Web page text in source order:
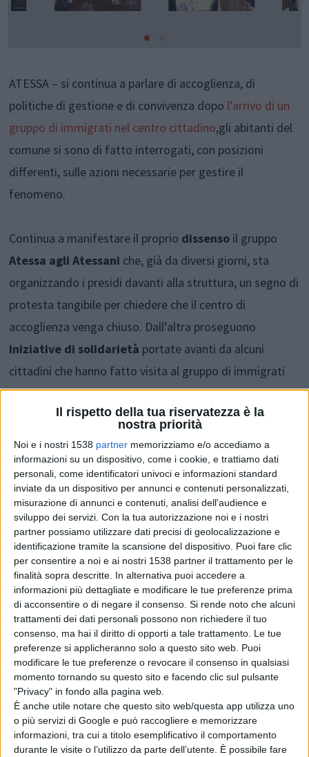
Il rispetto della tua riservatezza è la
nostra priorità
Noi e i nostri 1538 partner memorizziamo e/o accediamo a
informazioni su un dispositivo, come i cookie, e trattiamo dati
personali, come identificatori univoci e informazioni standard
inviate da un dispositivo per annunci e contenuti personalizzati,
misurazione di annunci e contenuti, analisi dell'audience e
sviluppo dei servizi. Con la tua autorizzazione noi e i nostri
partner possiamo utilizzare dati precisi di geolocalizzazione e
identificazione tramite la scansione del dispositivo. Puoi fare clic
per consentire a noi e ai nostri 1538 partner il trattamento per le
finalità sopra descritte. In alternativa puoi accedere a
informazioni più dettagliate e modificare le tue preferenze prima
di acconsentire o di negare il consenso. Si rende noto che alcuni
trattamenti dei dati personali possono non richiedere il tuo
consenso, ma hai il diritto di opporti a tale trattamento. Le tue
preferenze si applicheranno solo a questo sito web. Puoi
modificare le tue preferenze o revocare il consenso in qualsiasi
momento tornando su questo sito e facendo clic sul pulsante
"Privacy" in fondo alla pagina web.
È anche utile notare che questo sito web/questa app utilizza uno
o più servizi di Google e può raccogliere e memorizzare
informazioni, tra cui a titolo esemplificativo il comportamento
durante le visite o l’utilizzo da parte dell’utente. È possibile fare
ATESSA – si continua a parlare di accoglienza, di
politiche di gestione e di convivenza dopo l’arrivo di un
gruppo di immigrati nel centro cittadino,gli abitanti del
comune si sono di fatto interrogati, con posizioni
differenti, sulle azioni necessarie per gestire il
fenomeno.
Continua a manifestare il proprio dissenso il gruppo
Atessa agli Atessani che, già da diversi giorni, sta
organizzando i presidi davanti alla struttura, un segno di
protesta tangibile per chiedere che il centro di
accoglienza venga chiuso. Dall’altra proseguono
iniziative di solidarietà portate avanti da alcuni
cittadini che hanno fatto visita al gruppo di immigrati
consegnando loro anche beni e generi di vario tipo, che
possano essere di utilità e infondere uno spirito di
condivisione in una situazione come questa.
Dopo leperplessità espresse dall’ Amministrazione
Comunalee la lettera inviata dal sindaco Nicola
Cicchitti , ieri mattina ilPrefetto Antonio Coronaha
partecipato alla seduta delConsiglio Comunaleper
spiegare i motivi e le condizioni di questa accoglienza.
L’arrivo degli immigrati è di fatto unanecessità,
gestitaa seconda della disponibilità data dai
territori. Non essendoci state le stesse possibilità in
tutti i comuni della Provincia di Chieti, in questo
momento risulta difficile distribuire in maniera armonica
il numero dei migranti tenendo conto del rapporto di 2,5
per ogni 1000 abitante, motivo per il quale in alcune